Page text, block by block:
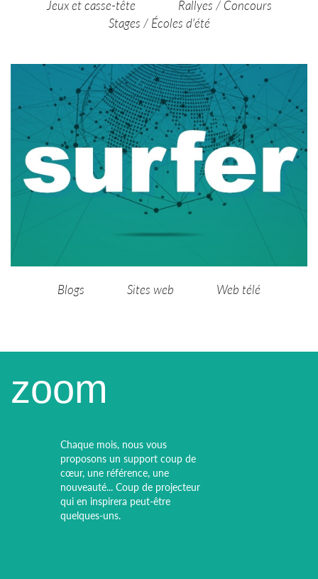
Jeux et casse-tête
Rallyes / Concours
Stages / Écoles d'été
Blogs Sites web Web télé
zoom
Chaque mois, nous vous
proposons un support coup de
cœur, une référence, une
nouveauté... Coup de projecteur
qui en inspirera peut-être
quelques-uns.